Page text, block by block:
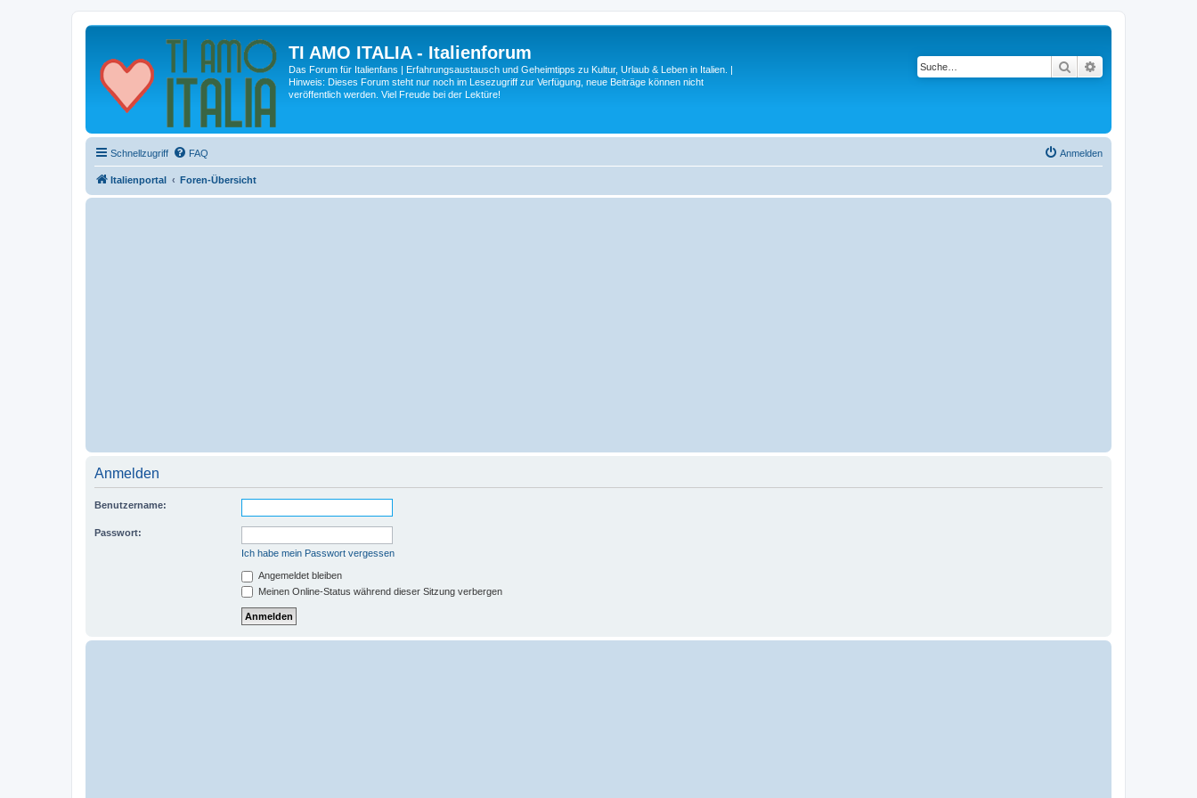
TI AMO ITALIA - Italienforum
Das Forum für Italienfans | Erfahrungsaustausch und Geheimtipps zu Kultur, Urlaub & Leben in Italien. |
Hinweis: Dieses Forum steht nur noch im Lesezugriff zur Verfügung, neue Beiträge können nicht
veröffentlich werden. Viel Freude bei der Lektüre!
Suche
Schnellzugriff FAQ Anmelden
Italienportal Foren-Übersicht
Anmelden
Benutzername:
Passwort:
Ich habe mein Passwort vergessen
Angemeldet bleiben
Meinen Online-Status während dieser Sitzung verbergen